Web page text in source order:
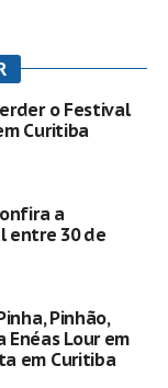
o Festival
Curitiba
a
entre 30 de
Pinhão,
Enéas Lour em
em Curitiba